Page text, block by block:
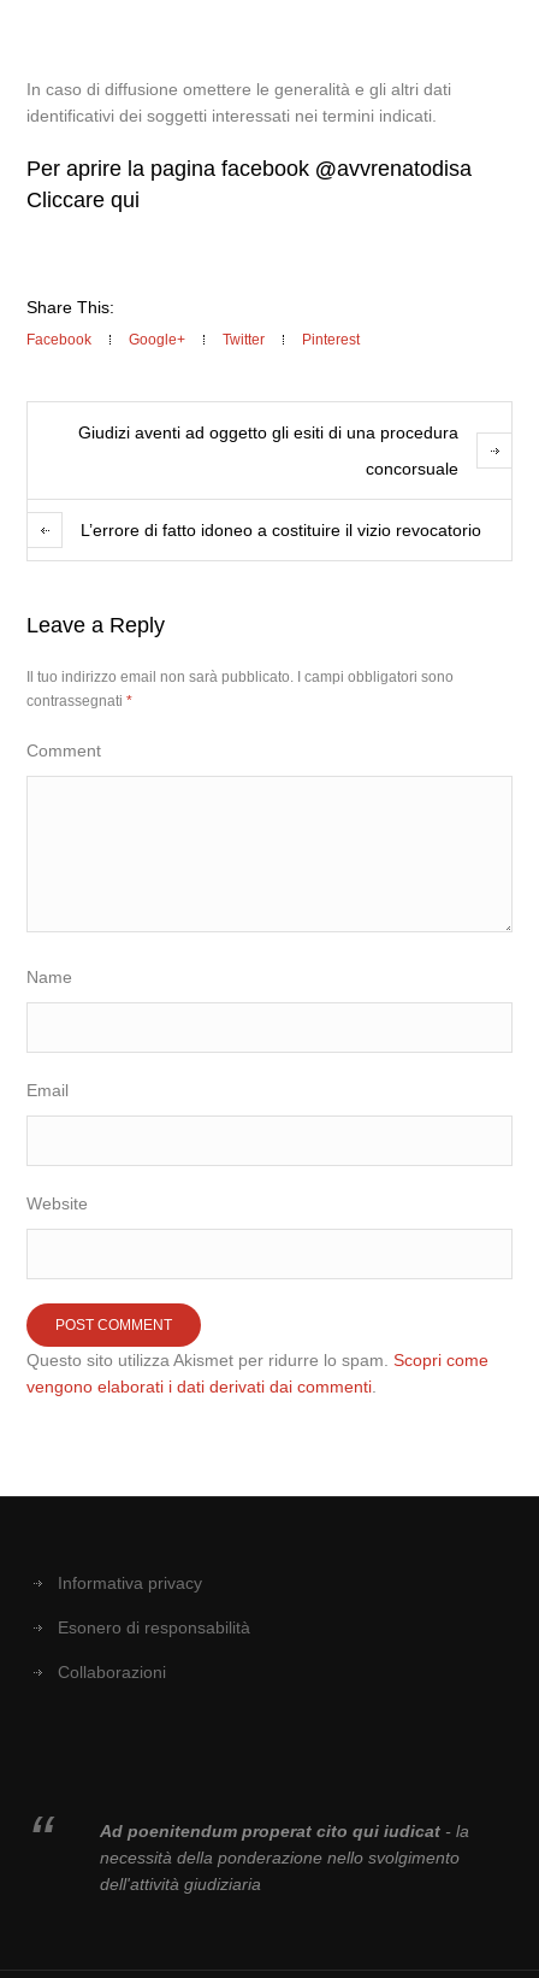
In caso di diffusione omettere le generalità e gli altri dati
identificativi dei soggetti interessati nei termini indicati.
Per aprire la pagina facebook @avvrenatodisa
Cliccare qui
Share This:
Facebook Google+ Twitter Pinterest
Giudizi aventi ad oggetto gli esiti di una procedura
concorsuale
L’errore di fatto idoneo a costituire il vizio revocatorio
Leave a Reply
Il tuo indirizzo email non sarà pubblicato.
I campi obbligatori sono
contrassegnati*
Comment
Name
Email
Website
Questo sito utilizza Akismet per ridurre lo spam.Scopri come
vengono elaborati i dati derivati dai commenti
Informativa privacy
Esonero di responsabilità
Collaborazioni
Ad poenitendum properat cito qui iudicat- la
necessità della ponderazione nello svolgimento
dell'attività giudiziaria